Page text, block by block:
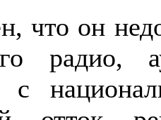
что он
радио,
с